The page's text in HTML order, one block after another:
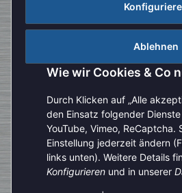
Ablehnen
Wie wir Cookies & Co
Durch Klicken auf „Alle
den Einsatz folgender
YouTube, Vimeo, ReCaptcha.
Einstellung jederzeit ändern
links unten). Weitere Details
Konfigurieren und in unserer
Aufgrund der Urlaubszeit kann es
Bearbeitungszeiten kommen. Bitte
Vertrag widerrufen